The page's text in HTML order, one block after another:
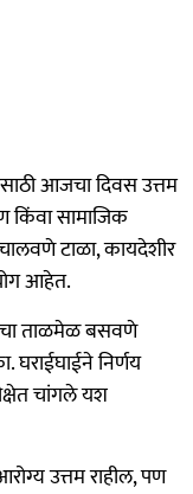
आजचा दिवस उत्तम
किंवा सामाजिक
चालवणे टाळा, कायदेशीर
आहेत.
ताळमेळ बसवणे
निर्णय
चांगले यश
उत्तम राहील, पण